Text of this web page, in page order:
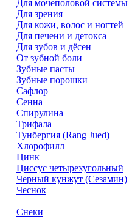
Для мочеполовой системы
Для зрения
Для кожи, волос и ногтей
Для печени и детокса
Для зубов и дёсен
От зубной боли
Зубные пасты
Зубные порошки
Сафлор
Сенна
Спирулина
Трифала
Тунбергия (Rang Jued)
Хлорофилл
Цинк
Циссус четырехугольный
Черный кунжут (Сезамин)
Чеснок
Снеки